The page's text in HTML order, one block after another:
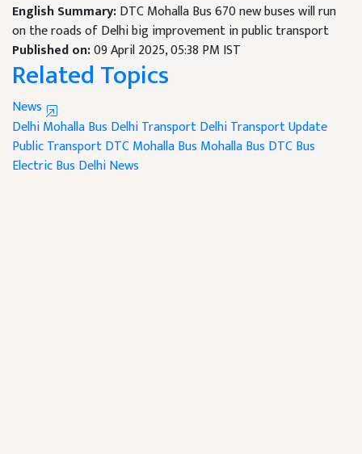
English Summary:DTC Mohalla Bus 670 new buses will run
on the roads of Delhi big improvement in public transport
Published on:09 April 2025, 05:38 PM IST
Related Topics
News
Delhi Mohalla Bus Delhi TransportDelhi Transport Update
Public TransportDTC Mohalla Bus Mohalla Bus DTC Bus
Electric Bus Delhi News